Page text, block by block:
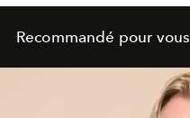
Recommandé pour vous